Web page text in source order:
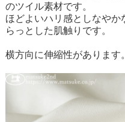
のツイル素材です。
ほどよいハリ感としなやか
らっとした肌触りです。
横方向に伸縮性があります。